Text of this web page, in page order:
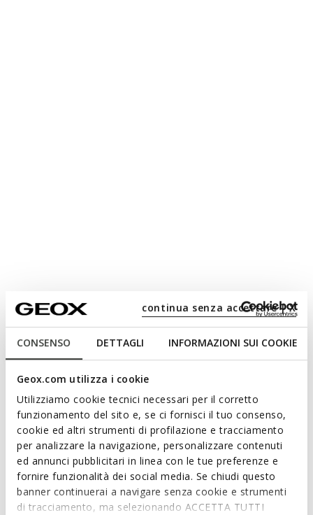
CONSENSO DETTAGLI INFORMAZIONI SUI COOKIE
Geox.com utilizza i cookie
Utilizziamo cookie tecnici necessari per il corretto
funzionamento del sito e, se ci fornisci il tuo consenso,
cookie ed altri strumenti di profilazione e tracciamento
per analizzare la navigazione, personalizzare contenuti
ed annunci pubblicitari in linea con le tue preferenze e
fornire funzionalità dei social media. Se chiudi questo
banner continuerai a navigare senza cookie e strumenti
di tracciamento, ma selezionando ACCETTA TUTTI
continua senza accettare | X